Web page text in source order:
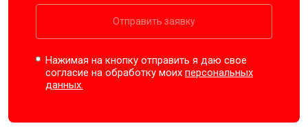
Отправить заявку
Нажимая на кнопку отправить я даю свое
согласие на обработку моихперсональных
данных.